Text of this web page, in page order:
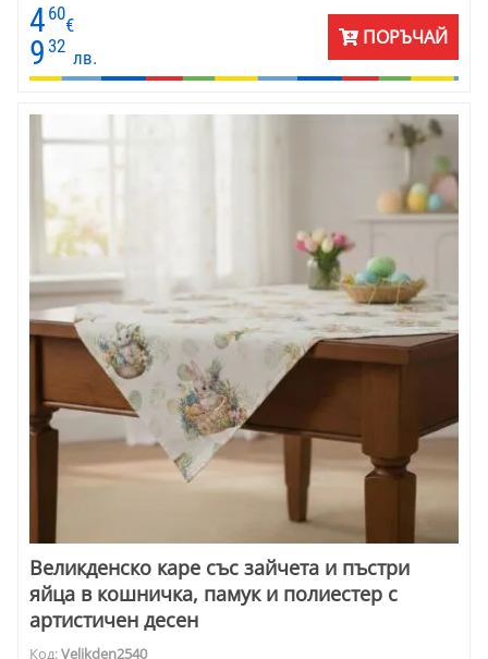
4 60
€
9 32
лв.
ПОРЪЧАЙ
Великденско каре със зайчета и пъстри
яйца в кошничка, памук и полиестер с
артистичен десен
Код:Velikden2540